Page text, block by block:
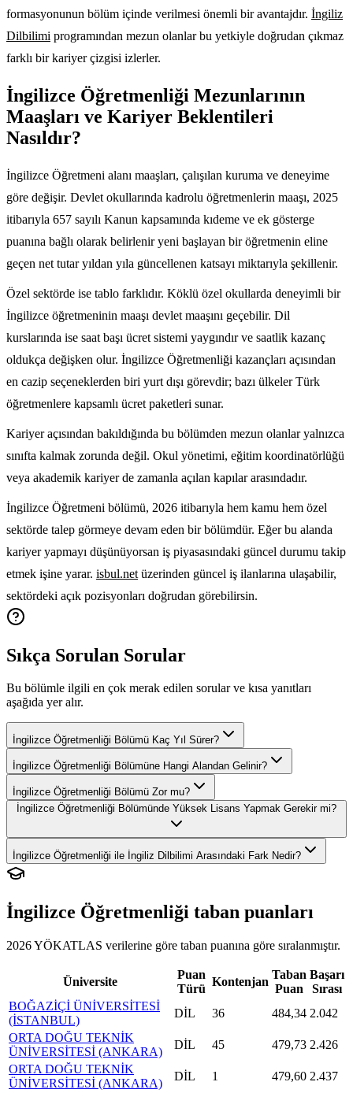
formasyonunun bölüm içinde verilmesi önemli bir avantajdır. İngiliz
Dilbilimi programından mezun olanlar bu yetkiyle doğrudan çıkmaz
farklı bir kariyer çizgisi izlerler.
İngilizce Öğretmenliği Mezunlarının
Maaşları ve Kariyer Beklentileri
Nasıldır?
İngilizce Öğretmeni alanı maaşları, çalışılan kuruma ve deneyime
göre değişir. Devlet okullarında kadrolu öğretmenlerin maaşı, 2025
itibarıyla 657 sayılı Kanun kapsamında kıdeme ve ek gösterge
puanına bağlı olarak belirlenir yeni başlayan bir öğretmenin eline
geçen net tutar yıldan yıla güncellenen katsayı miktarıyla şekillenir.
Özel sektörde ise tablo farklıdır. Köklü özel okullarda deneyimli bir
İngilizce öğretmeninin maaşı devlet maaşını geçebilir. Dil
kurslarında ise saat başı ücret sistemi yaygındır ve saatlik kazanç
oldukça değişken olur. İngilizce Öğretmenliği kazançları açısından
en cazip seçeneklerden biri yurt dışı görevdir; bazı ülkeler Türk
öğretmenlere kapsamlı ücret paketleri sunar.
Kariyer açısından bakıldığında bu bölümden mezun olanlar yalnızca
sınıfta kalmak zorunda değil. Okul yönetimi, eğitim koordinatörlüğü
veya akademik kariyer de zamanla açılan kapılar arasındadır.
İngilizce Öğretmeni bölümü, 2026 itibarıyla hem kamu hem özel
sektörde talep görmeye devam eden bir bölümdür. Eğer bu alanda
kariyer yapmayı düşünüyorsan iş piyasasındaki güncel durumu takip
etmek işine yarar. isbul.net üzerinden güncel iş ilanlarına ulaşabilir,
sektördeki açık pozisyonları doğrudan görebilirsin.
Sıkça Sorulan Sorular
Bu bölümle ilgili en çok merak edilen sorular ve kısa yanıtları
aşağıda yer alır.
İngilizce Öğretmenliği Bölümü Kaç Yıl Sürer?
İngilizce Öğretmenliği Bölümüne Hangi Alandan Gelinir?
İngilizce Öğretmenliği Bölümü Zor mu?
İngilizce Öğretmenliği Bölümünde Yüksek Lisans Yapmak Gerekir mi?
İngilizce Öğretmenliği ile İngiliz Dilbilimi Arasındaki Fark Nedir?
İngilizce Öğretmenliği taban puanları
2026 YÖKATLAS verilerine göre taban puanına göre sıralanmıştır.
Üniversite
Puan
Türü
Kontenjan
Taban
Puan
Başarı
Sırası
BOĞAZİÇİ ÜNİVERSİTESİ
(İSTANBUL)
DİL 36 484,34 2.042
ORTA DOĞU TEKNİK
ÜNİVERSİTESİ (ANKARA)
DİL 45 479,73 2.426
ORTA DOĞU TEKNİK
ÜNİVERSİTESİ (ANKARA)
DİL 1 479,60 2.437